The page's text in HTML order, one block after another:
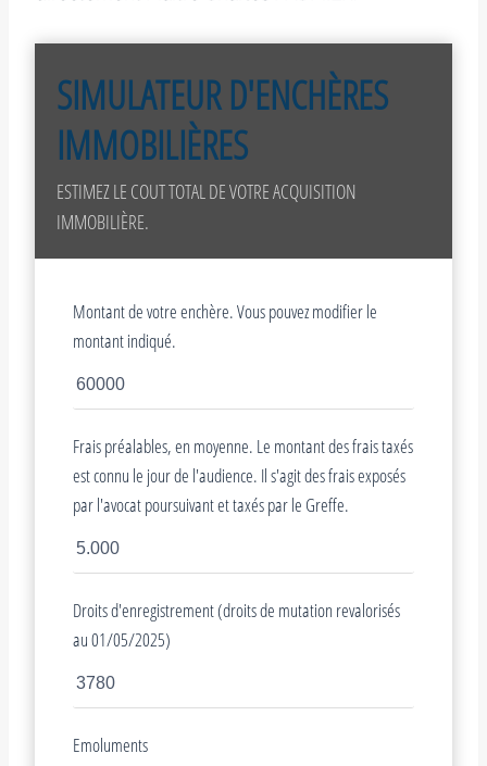
SIMULATEUR D'ENCHÈRES
IMMOBILIÈRES
ESTIMEZ LE COUT TOTAL DE VOTRE ACQUISITION
IMMOBILIÈRE.
Montant de votre enchère. Vous pouvez modifier le
montant indiqué.
Frais préalables, en moyenne. Le montant des frais taxés
est connu le jour de l'audience. Il s'agit des frais exposés
par l'avocat poursuivant et taxés par le Greffe.
Droits d'enregistrement (droits de mutation revalorisés
au 01/05/2025)
Emoluments